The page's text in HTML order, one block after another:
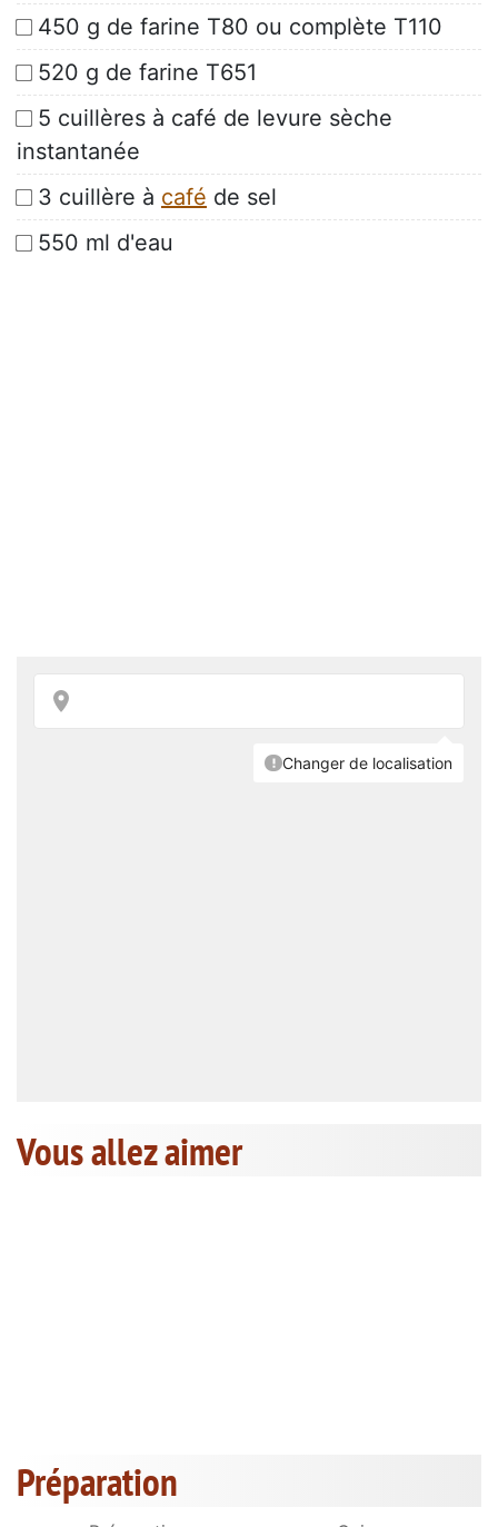
450 g de farine T80 ou complète T110
520 g de farine T651
5 cuillères à café de levure sèche
instantanée
3 cuillère à café de sel
550 ml d'eau
Vous allez aimer
Préparation